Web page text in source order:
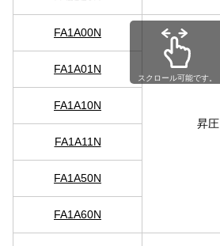
FA1A00N
昇圧
FA1A01N
FA1A10N
FA1A11N
FA1A50N
FA1A60N
スクロール可能です。